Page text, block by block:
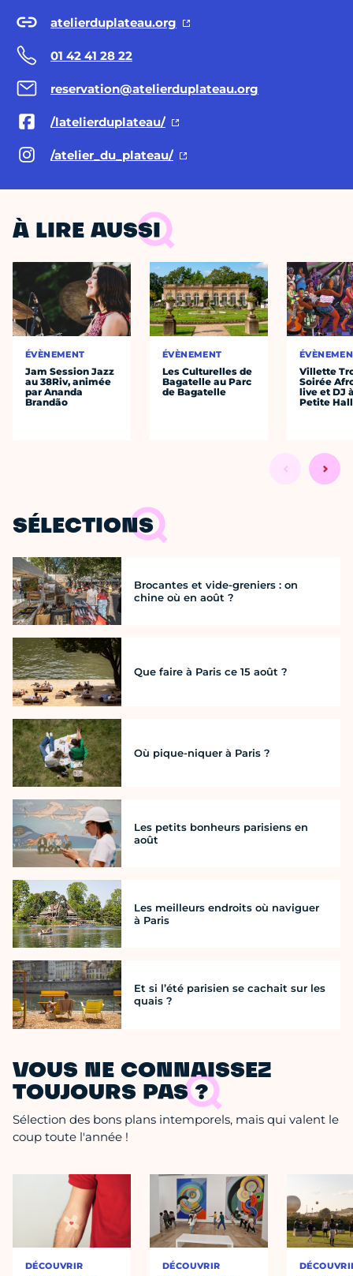
atelierduplateau.org
01 42 41 28 22
reservation@atelierduplateau.org
/latelierduplateau/
/atelier_du_plateau/
À LIRE AUSSI
ÉVÈNEMENT
Jam Session Jazz
au 38Riv, animée
par Ananda
Brandão
ÉVÈNEMENT
Les Culturelles de
Bagatelle au Parc
de Bagatelle
Villette
Soirée
live et DJ
Petite
SÉLECTIONS
Brocantes et vide-greniers : on
chine où en août ?
Que faire à Paris ce 15 août ?
Où pique-niquer à Paris ?
Les petits bonheurs parisiens en
août
Les meilleurs endroits où naviguer
à Paris
Et si l’été parisien se cachait sur les
quais ?
VOUS NE CONNAISSEZ
TOUJOURS PAS ?
Sélection des bons plans intemporels, mais qui valent le
coup toute l'année !
DÉCOUVRIR DÉCOUVRIR